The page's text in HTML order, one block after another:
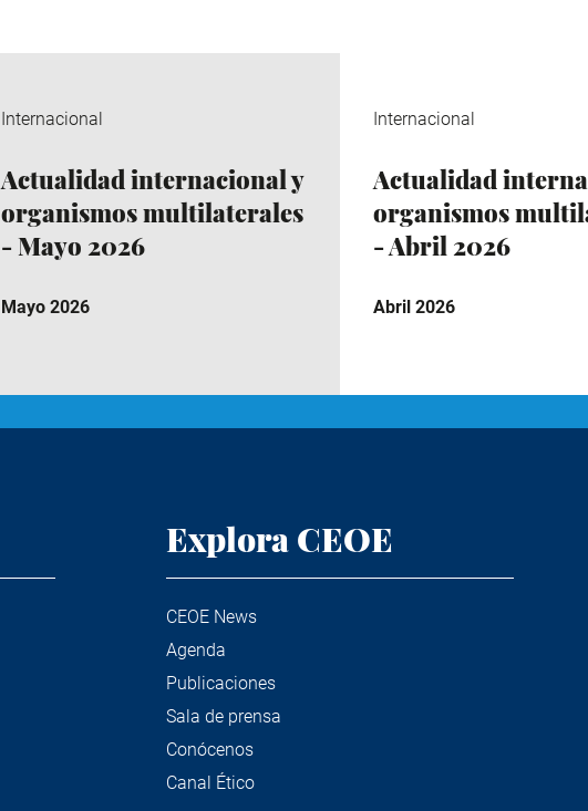
Internacional
Actualidad internacional y
organismos multilaterales
- Mayo 2026
Mayo 2026
Internacional
Actualidad
organismos
- Abril 2026
Abril 2026
Explora CEOE
CEOE News
Agenda
Publicaciones
Sala de prensa
Conócenos
Canal Ético